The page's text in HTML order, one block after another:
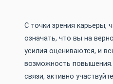
С точки зрения карьеры,
означать, что вы на
усилия оцениваются, и
возможность
связи, активно